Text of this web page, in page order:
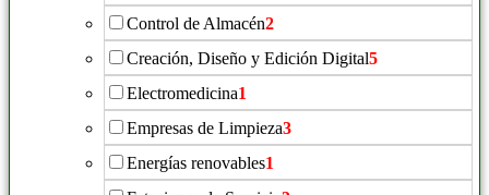
Control de Almacén2
Creación, Diseño y Edición Digital5
Electromedicina1
Empresas de Limpieza3
Energías renovables1